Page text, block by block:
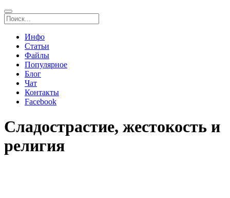
Инфо
Статьи
Файлы
Популярное
Блог
Чат
Контакты
Facebook
Сладострастие, жестокость и
религия